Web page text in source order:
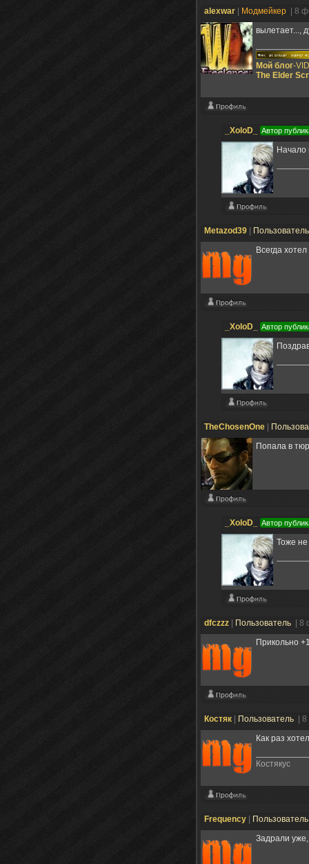
alexwar Модмейкер
| 8
вылетает...,
Мой блог-
The Elder
_XoloD_ Автор
Начало
Metazod39
Всегда
_XoloD_ Автор
TheChosenOne
Попала в
_XoloD_ Автор
Тоже не
dfczzz Пользователь
| 8
Прикольно
Костяк Пользователь
|
Как раз
Костякус
Frequency
Задрали